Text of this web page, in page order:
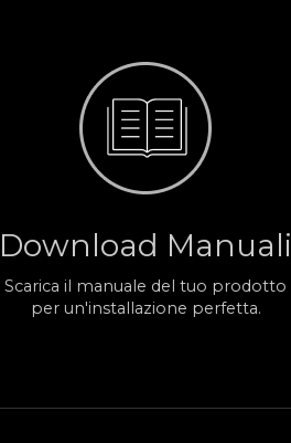
Download Manuali
Scarica il manuale del tuo prodotto
per un'installazione perfetta.